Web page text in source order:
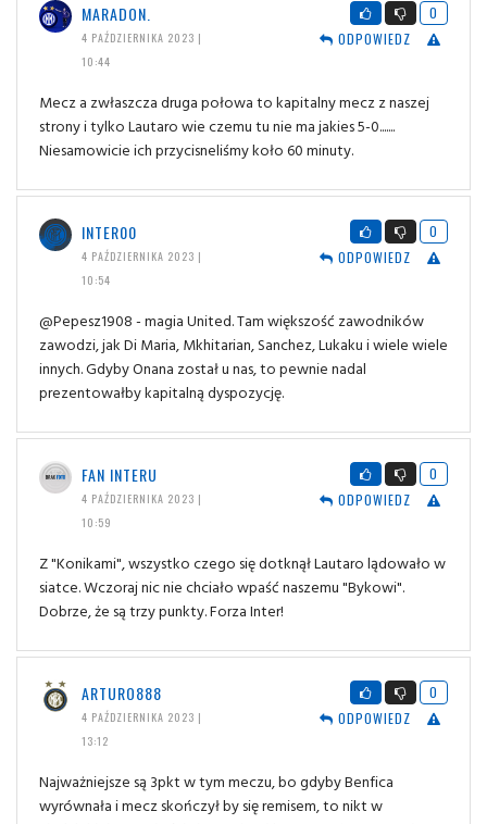
MARADON.
4 PAŹDZIERNIKA 2023 |
10:44
0
ODPOWIEDZ
Mecz a zwłaszcza druga połowa to kapitalny mecz z naszej
strony i tylko Lautaro wie czemu tu nie ma jakies 5-0.......
Niesamowicie ich przycisneliśmy koło 60 minuty.
INTER00
4 PAŹDZIERNIKA 2023 |
10:54
0
ODPOWIEDZ
@Pepesz1908 - magia United. Tam większość zawodników
zawodzi, jak Di Maria, Mkhitarian, Sanchez, Lukaku i wiele wiele
innych. Gdyby Onana został u nas, to pewnie nadal
prezentowałby kapitalną dyspozycję.
FAN INTERU
4 PAŹDZIERNIKA 2023 |
10:59
0
ODPOWIEDZ
Z "Konikami", wszystko czego się dotknął Lautaro lądowało w
siatce. Wczoraj nic nie chciało wpaść naszemu "Bykowi".
Dobrze, że są trzy punkty. Forza Inter!
ARTURO888
4 PAŹDZIERNIKA 2023 |
13:12
0
ODPOWIEDZ
Najważniejsze są 3pkt w tym meczu, bo gdyby Benfica
wyrównała i mecz skończył by się remisem, to nikt w